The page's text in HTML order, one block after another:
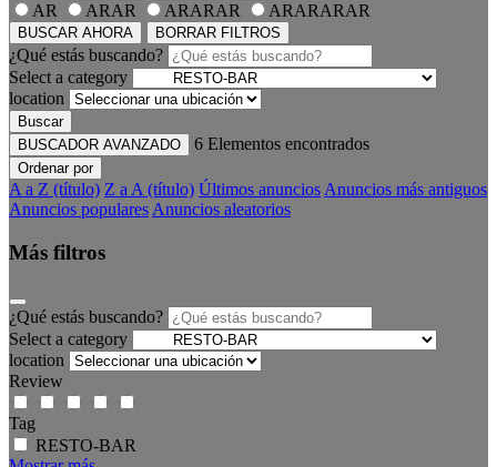
AR
ARAR ARARAR ARARARAR
BUSCAR AHORA BORRAR FILTROS
¿Qué estás buscando?
Select a category
location
Buscar
BUSCADOR AVANZADO
6 Elementos encontrados
Ordenar por
A a Z (título) Z a A (título) Últimos anuncios Anuncios más antiguos
Anuncios populares Anuncios aleatorios
Más filtros
¿Qué estás buscando?
Select a category
location
Review
Tag
RESTO-BAR